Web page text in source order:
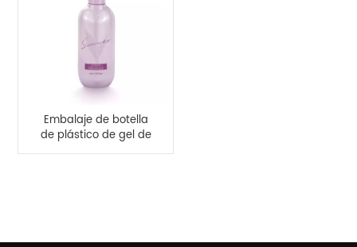
Embalaje de botella
de plástico de gel de
color rosa de 300 ml